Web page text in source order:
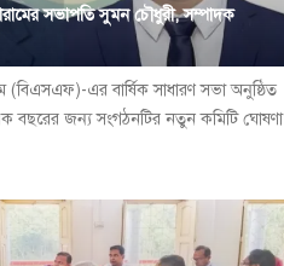
সভাপতি সুমন চৌধুরী, সম্পাদক
(বিএসএফ)-এর বার্ষিক সাধারণ সভা অনুষ্ঠিত
বছরের জন্য সংগঠনটির নতুন কমিটি ঘোষণা